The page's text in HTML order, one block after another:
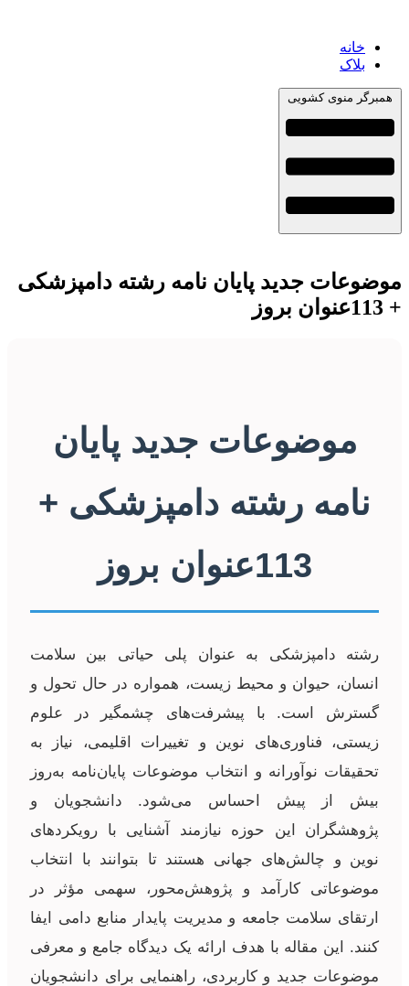
خانه
بلاک
همبرگر منوی کشویی
موضوعات جدید پایان نامه رشته دامپزشکی
+ 113عنوان بروز
موضوعات جدید پایان
نامه رشته دامپزشکی +
113عنوان بروز
رشته دامپزشکی به عنوان پلی حیاتی بین سلامت
انسان، حیوان و محیط زیست، همواره در حال تحول و
گسترش است. با پیشرفت‌های چشمگیر در علوم
زیستی، فناوری‌های نوین و تغییرات اقلیمی، نیاز به
تحقیقات نوآورانه و انتخاب موضوعات پایان‌نامه به‌روز
بیش از پیش احساس می‌شود. دانشجویان و
پژوهشگران این حوزه نیازمند آشنایی با رویکردهای
نوین و چالش‌های جهانی هستند تا بتوانند با انتخاب
موضوعاتی کارآمد و پژوهش‌محور، سهمی مؤثر در
ارتقای سلامت جامعه و مدیریت پایدار منابع دامی ایفا
کنند. این مقاله با هدف ارائه یک دیدگاه جامع و معرفی
موضوعات جدید و کاربردی، راهنمایی برای دانشجویان